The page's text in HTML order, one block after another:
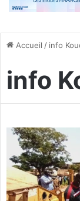
Accueil / info
info